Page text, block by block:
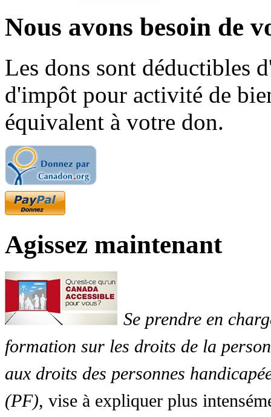
Nous avons besoin de
Les dons sont déductibles
d'impôt pour activité de
équivalent à votre don.
Agissez maintenant
Se prendre en
formation sur les droits de la
aux droits des personnes
(PF), vise à expliquer plus